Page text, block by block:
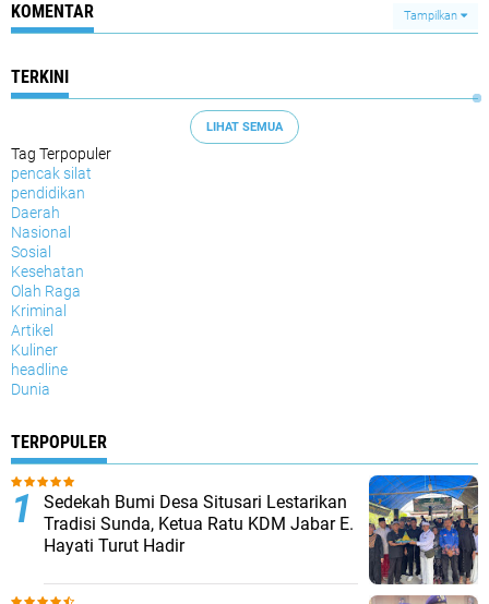
KOMENTAR Tampilkan
TERKINI
LIHAT SEMUA
Tag Terpopuler
pencak silat
pendidikan
Daerah
Nasional
Sosial
Kesehatan
Olah Raga
Kriminal
Artikel
Kuliner
headline
Dunia
TERPOPULER
Sedekah Bumi Desa Situsari Lestarikan
Tradisi Sunda, Ketua Ratu KDM Jabar E.
Hayati Turut Hadir